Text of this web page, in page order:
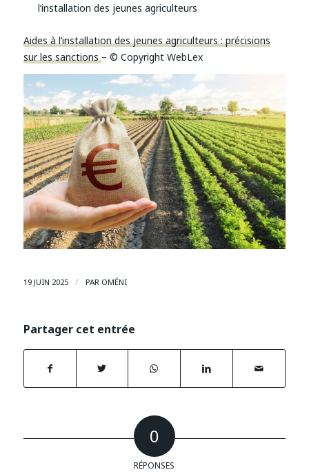
l’installation des jeunes agriculteurs
Aides à l’installation des jeunes agriculteurs : précisions
sur les sanctions– © Copyright WebLex
19 JUIN 2025 / PAR OMÉNI
Partager cet entrée
0
RÉPONSES